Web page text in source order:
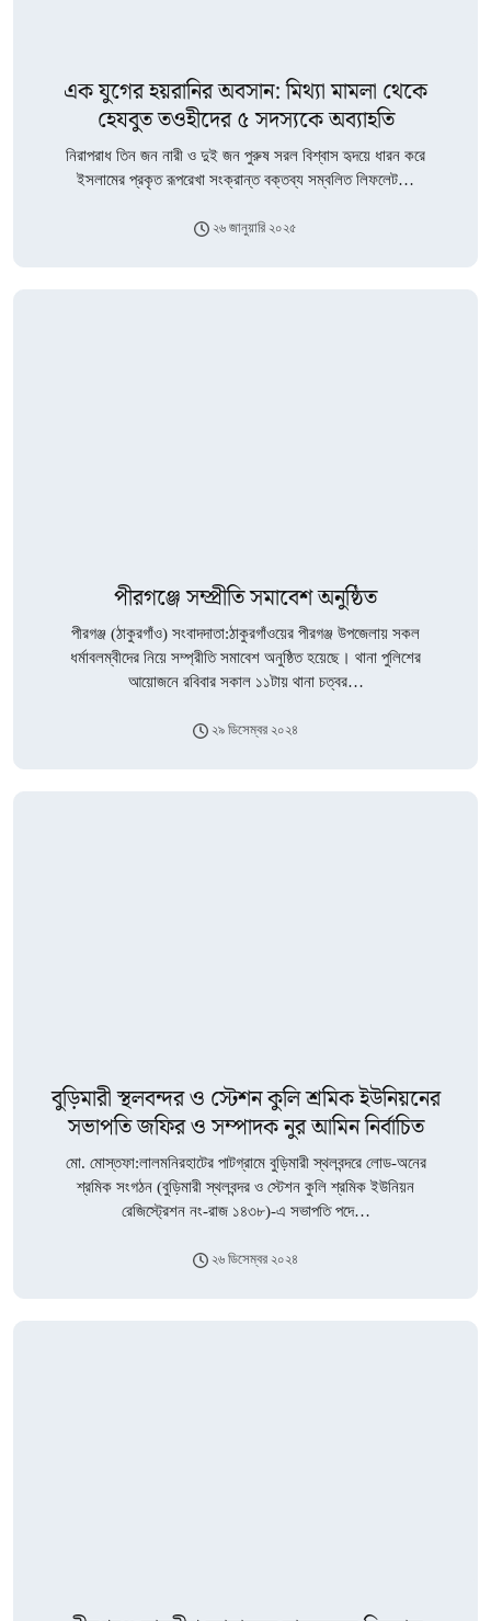
এক যুগের হয়রানির অবসান: মিথ্যা মামলা থেকে
হেযবুত তওহীদের ৫ সদস্যকে অব্যাহতি
নিরাপরাধ তিন জন নারী ও দুই জন পুরুষ সরল বিশ্বাস হৃদয়ে ধারন করে
ইসলামের প্রকৃত রূপরেখা সংক্রান্ত বক্তব্য সম্বলিত লিফলেট…
২৬ জানুয়ারি ২০২৫
পীরগঞ্জে সম্প্রীতি সমাবেশ অনুষ্ঠিত
পীরগঞ্জ (ঠাকুরগাঁও) সংবাদদাতা:ঠাকুরগাঁওয়ের পীরগঞ্জ উপজেলায় সকল
ধর্মাবলম্বীদের নিয়ে সম্প্রীতি সমাবেশ অনুষ্ঠিত হয়েছে। থানা পুলিশের
আয়োজনে রবিবার সকাল ১১টায় থানা চত্বর…
২৯ ডিসেম্বর ২০২৪
বুড়িমারী স্থলবন্দর ও স্টেশন কুলি শ্রমিক ইউনিয়নের
সভাপতি জফির ও সম্পাদক নুর আমিন নির্বাচিত
মো. মোস্তফা:লালমনিরহাটের পাটগ্রামে বুড়িমারী স্থলবন্দরে লোড-অনের
শ্রমিক সংগঠন (বুড়িমারী স্থলবন্দর ও স্টেশন কুলি শ্রমিক ইউনিয়ন
রেজিস্ট্রেশন নং-রাজ ১৪৩৮)-এ সভাপতি পদে…
২৬ ডিসেম্বর ২০২৪